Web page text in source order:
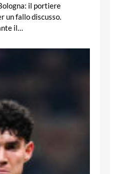
il portiere
un fallo discusso.
il…